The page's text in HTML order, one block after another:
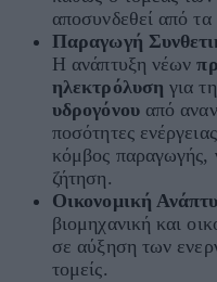
αποσυνδεθεί από τα
Παραγωγή
Η ανάπτυξη νέων
ηλεκτρόλυση για
υδρογόνουαπό
ποσότητες
κόμβος παραγωγής,
ζήτηση.
Οικονομική
βιομηχανική και
σε αύξηση των
τομείς.